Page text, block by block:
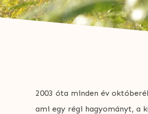
2003 óta minden év
ami egy régi hagyományt, a